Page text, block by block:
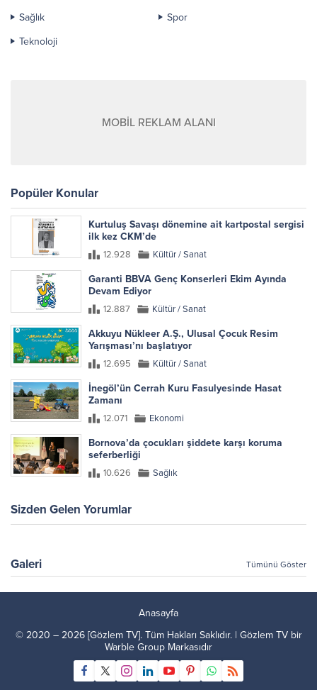
Sağlık
Spor
Teknoloji
MOBİL REKLAM ALANI
Popüler Konular
Kurtuluş Savaşı dönemine ait kartpostal sergisi
ilk kez CKM’de
12.928 Kültür / Sanat
Garanti BBVA Genç Konserleri Ekim Ayında
Devam Ediyor
12.887 Kültür / Sanat
Akkuyu Nükleer A.Ş., Ulusal Çocuk Resim
Yarışması’nı başlatıyor
12.695 Kültür / Sanat
İnegöl’ün Cerrah Kuru Fasulyesinde Hasat
Zamanı
12.071 Ekonomi
Bornova’da çocukları şiddete karşı koruma
seferberliği
10.626 Sağlık
Sizden Gelen Yorumlar
Galeri Tümünü Göster
Anasayfa
© 2020 – 2026 [Gözlem TV]. Tüm Hakları Saklıdır. | Gözlem TV bir
Warble Group Markasıdır